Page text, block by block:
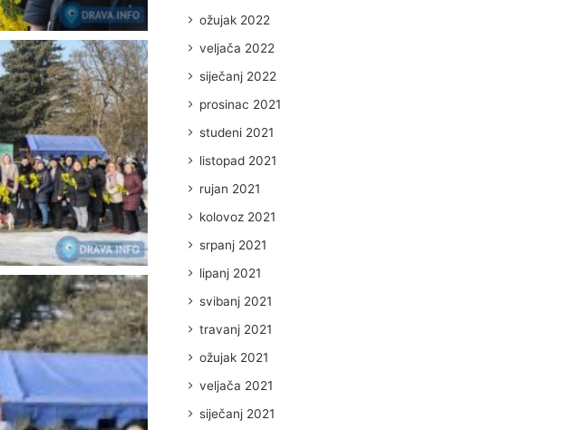
ožujak 2022
veljača 2022
siječanj 2022
prosinac 2021
studeni 2021
listopad 2021
rujan 2021
kolovoz 2021
srpanj 2021
lipanj 2021
svibanj 2021
travanj 2021
ožujak 2021
veljača 2021
siječanj 2021